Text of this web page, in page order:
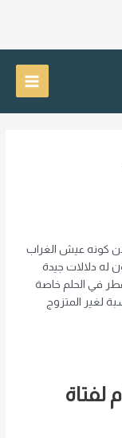
Main
كونه عيش الغراب
له دلالات جيدة
في الحلم خاصة
لغير المتزوج
لفتاة